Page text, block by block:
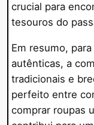
crucial para
tesouros do
Em resumo,
autênticas, a
tradicionais e
perfeito entre
comprar roupas